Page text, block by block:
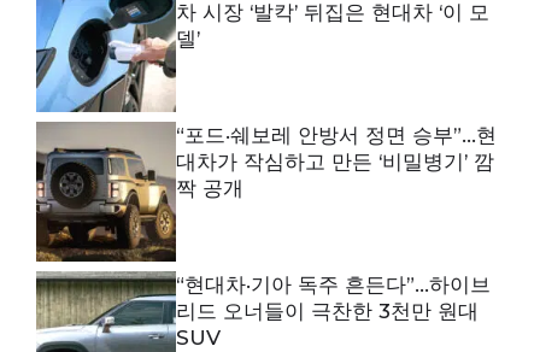
차 시장 ‘발칵’ 뒤집은 현대차 ‘이 모
델’
“포드·쉐보레 안방서 정면 승부”…현
대차가 작심하고 만든 ‘비밀병기’ 깜
짝 공개
“현대차·기아 독주 흔든다”…하이브
리드 오너들이 극찬한 3천만 원대
SUV